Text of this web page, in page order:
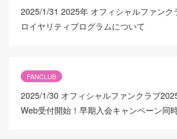
2025/1/31 2025年 オフィシャルファンク
ロイヤリティプログラムについて
FANCLUB
2025/1/30 オフィシャルファンクラブ
Web受付開始！早期入会キャンペーン同